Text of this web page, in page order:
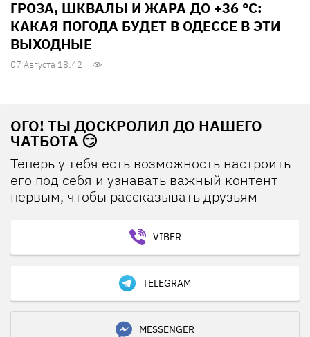
ГРОЗА, ШКВАЛЫ И ЖАРА ДО +36 °С:
КАКАЯ ПОГОДА БУДЕТ В ОДЕССЕ В ЭТИ
ВЫХОДНЫЕ
07 Августа 18:42
ОГО! ТЫ ДОСКРОЛИЛ ДО НАШЕГО
ЧАТБОТА 😏
Теперь у тебя есть возможность настроить
его под себя и узнавать важный контент
первым, чтобы рассказывать друзьям
VIBER
TELEGRAM
MESSENGER